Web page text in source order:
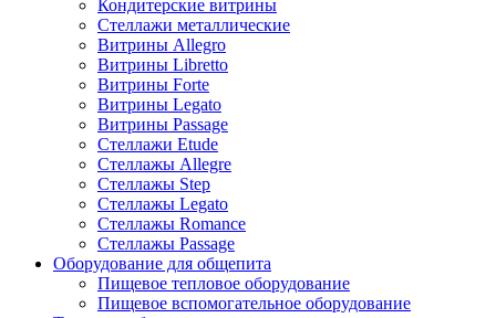
Кондитерские витрины
Стеллажи металлические
Витрины Allegro
Витрины Libretto
Витрины Forte
Витрины Legato
Витрины Passage
Стеллажи Etude
Стеллажы Allegre
Стеллажы Step
Стеллажы Legato
Стеллажы Romance
Стеллажы Passage
Оборудование для общепита
Пищевое тепловое оборудование
Пищевое вспомогательное оборудование